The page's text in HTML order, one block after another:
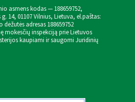
asmens kodas — 188659752,
14, 01107 Vilnius, Lietuva, el.paštas:
dėžutės adresas 188659752
mokesčių inspekciją prie Lietuvos
kaupiami ir saugomi Juridinių